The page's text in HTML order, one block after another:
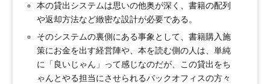
本の貸出システムは思いの他奥が深く、書籍の配列
や返却方法など緻密な設計が必要である。
そのシステムの裏側にある事象として、書籍購入施
策にお金を出す経営陣や、本を読む側の人は、単純
に「良いじゃん」って感じなのだが、この貸出をち
ゃんとやる担当にさせられるバックオフィスの方々